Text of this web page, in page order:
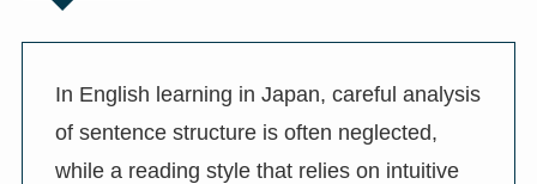
In English learning in Japan, careful analysis
of sentence structure is often neglected,
while a reading style that relies on intuitive